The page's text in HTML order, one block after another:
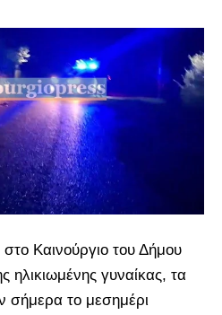
Καινούργιο του Δήμου
ηλικιωμένης γυναίκας, τα
σήμερα το μεσημέρι